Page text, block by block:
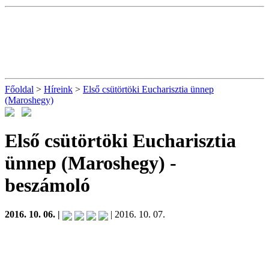
Főoldal > Híreink > Első csütörtöki Eucharisztia ünnep
(Maroshegy)
Első csütörtöki Eucharisztia
ünnep (Maroshegy) -
beszámoló
2016. 10. 06. | | 2016. 10. 07.